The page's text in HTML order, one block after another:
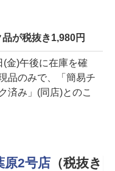
が税抜き1,980円
金)午後に在庫を確
品のみで、「簡易チ
済み」(同店)とのこ
原2号店（税抜き